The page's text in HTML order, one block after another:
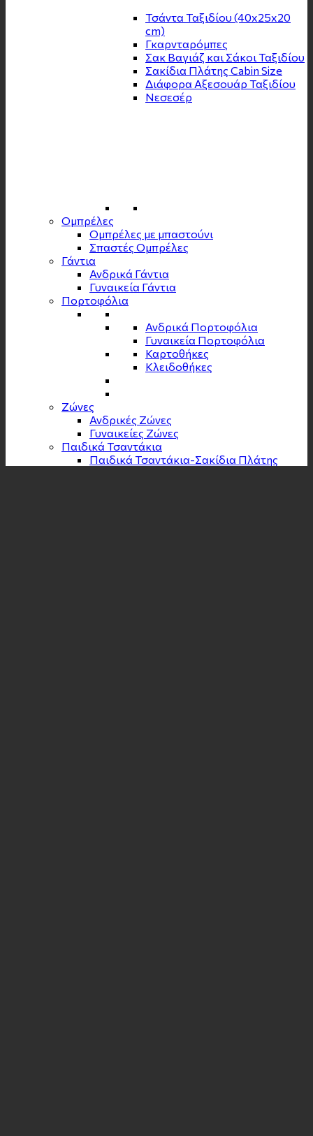
Τσάντα Ταξιδίου (40x25x20
cm)
Γκαρνταρόμπες
Σακ Βαγιάζ και Σάκοι Ταξιδίου
Σακίδια Πλάτης Cabin Size
Διάφορα Αξεσουάρ Ταξιδίου
Νεσεσέρ
Ομπρέλες
Ομπρέλες με μπαστούνι
Σπαστές Ομπρέλες
Γάντια
Ανδρικά Γάντια
Γυναικεία Γάντια
Πορτοφόλια
Ανδρικά Πορτοφόλια
Γυναικεία Πορτοφόλια
Καρτοθήκες
Κλειδοθήκες
Zώνες
Ανδρικές Ζώνες
Γυναικείες Ζώνες
Παιδικά Τσαντάκια
Παιδικά Τσαντάκια-Σακίδια Πλάτης